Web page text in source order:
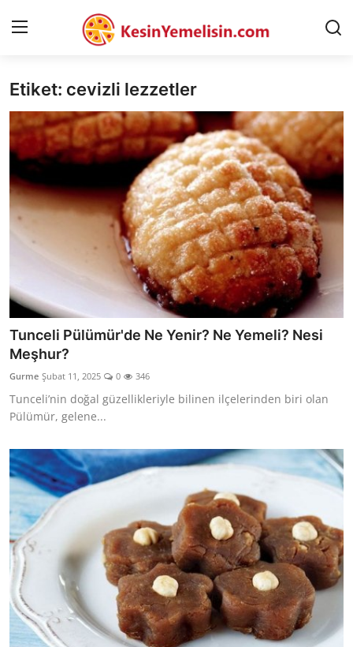
AnaSayfa
Gizlilik Sözleşmesi
Rüya Tabirleri
Diyet & Sağlıklı Beslenme
İletişim
Helal Gıda & Dini Hükümler
Gıda Güvenliği & Bilimi
Kalori & Diyet Rehberi
Mutfak Püf Noktaları & İpuçları
Mekan & Lezzet Rotaları
Temel Gıda ve Ürün Rehberleri
İçecek Kültürü & Barista
Yöresel Tarifler & Ev Yemekleri
Gıda Güvenliği & Sağlık
İçecek Kültürü & Rehberleri
Etiket: cevizli lezzetler
Tunceli Pülümür'de Ne Yenir? Ne Yemeli? Nesi
Meşhur?
Gurme Şubat 11, 2025 0 346
Tunceli’nin doğal güzellikleriyle bilinen ilçelerinden biri olan
Pülümür, gelene...